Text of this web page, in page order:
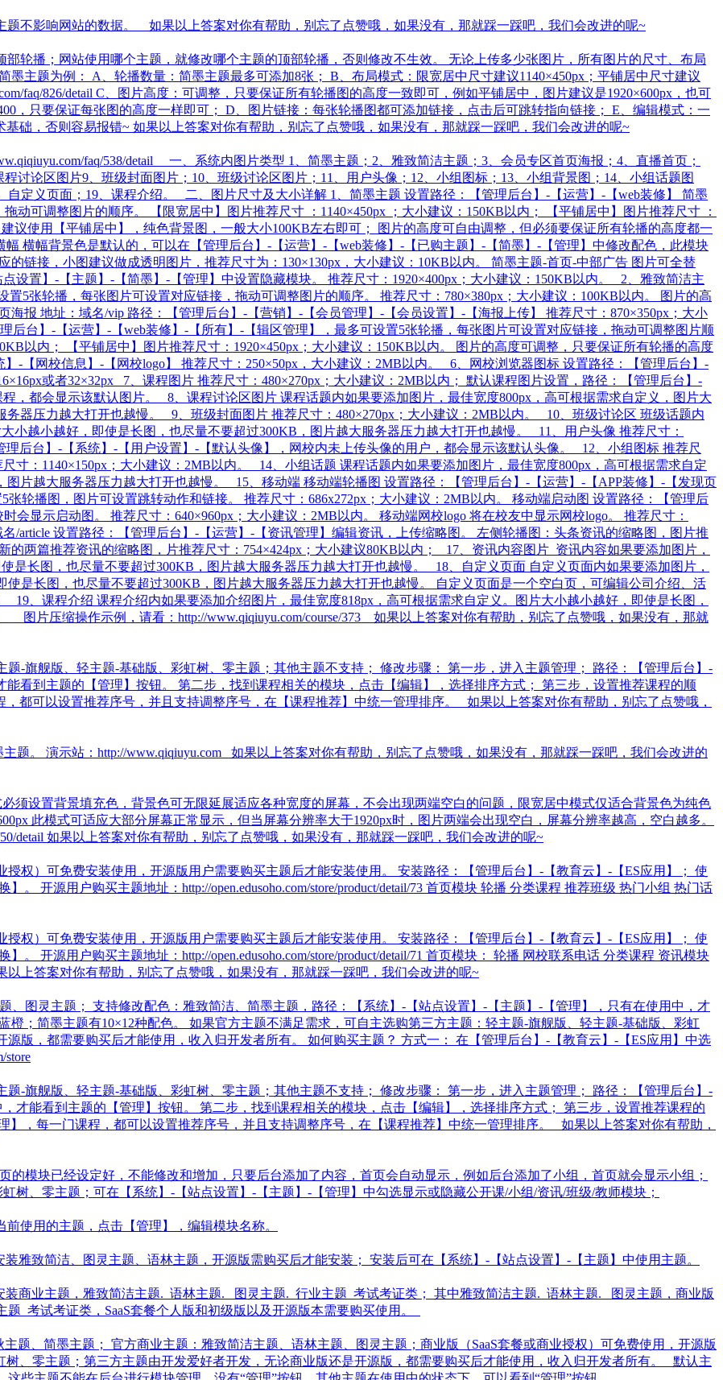
题不影响网站的数据。 如果以上答案对你有帮助，别忘了点赞哦，如果没有，那就踩一踩吧，我们会改进的呢~
轮播；网站使用哪个主题，就修改哪个主题的顶部轮播，否则修改不生效。 无论上传多少张图片，所有图片的尺寸、布局
主题为例： A、轮播数量：简墨主题最多可添加8张； B、布局模式：限宽居中尺寸建议1140×450px；平铺居中尺寸建议
faq/826/detail C、图片高度：可调整，只要保证所有轮播图的高度一致即可，例如平铺居中，图片建议是1920×600px，也可
，只要保证每张图的高度一样即可； D、图片链接：每张轮播图都可添加链接，点击后可跳转指向链接； E、编辑模式：一
础，否则容易报错~ 如果以上答案对你有帮助，别忘了点赞哦，如果没有，那就踩一踩吧，我们会改进的呢~
faq/538/detail 一、系统内图片类型 1、简墨主题；2、雅致简洁主题；3、会员专区首页海报；4、直播首页；
讨论区图片9、班级封面图片；10、班级讨论区图片；11、用户头像；12、小组图标；13、小组背景图；14、小组话题图
自定义页面；19、课程介绍。 二、图片尺寸及大小详解 1、简墨主题 设置路径：【管理后台】-【运营】-【web装修】 简墨
动可调整图片的顺序。 【限宽居中】图片推荐尺寸 ：1140×450px ；大小建议：150KB以内； 【平铺居中】图片推荐尺寸 ：
议使用【平铺居中】，纯色背景图，一般大小100KB左右即可； 图片的高度可自由调整，但必须要保证所有轮播的高度都一
横幅背景色是默认的，可以在【管理后台】-【运营】-【web装修】-【已购主题】-【简墨】-【管理】中修改配色，此模块
链接，小图建议做成透明图片，推荐尺寸为：130×130px，大小建议：10KB以内。 简墨主题-首页-中部广告 图片可全替
设置】-【主题】-【简墨】-【管理】中设置隐藏模块。 推荐尺寸：1920×400px；大小建议：150KB以内。 2、雅致简洁主
5张轮播，每张图片可设置对应链接，拖动可调整图片的顺序。 推荐尺寸：780×380px；大小建议：100KB以内。 图片的高
报 地址：域名/vip 路径：【管理后台】-【营销】-【会员管理】-【会员设置】-【海报上传】 推荐尺寸：870×350px；大小
台】-【运营】-【web装修】-【所有】-【辑区管理】，最多可设置5张轮播，每张图片可设置对应链接，拖动可调整图片顺
以内； 【平铺居中】图片推荐尺寸：1920×450px；大小建议：150KB以内。 图片的高度可调整，只要保证所有轮播的高度
-【网校信息】-【网校logo】 推荐尺寸：250×50px，大小建议：2MB以内。 6、网校浏览器图标 设置路径：【管理后台】-
或者32×32px 7、课程图片 推荐尺寸：480×270px；大小建议：2MB以内； 默认课程图片设置，路径：【管理后台】-
，都会显示该默认图片。 8、课程讨论区图片 课程话题内如果要添加图片，最佳宽度800px，高可根据需求自定义，图片大
器压力越大打开也越慢。 9、班级封面图片 推荐尺寸：480×270px；大小建议：2MB以内。 10、班级讨论区 班级话题内
小越小越好，即使是长图，也尽量不要超过300KB，图片越大服务器压力越大打开也越慢。 11、用户头像 推荐尺寸：
后台】-【系统】-【用户设置】-【默认头像】，网校内未上传头像的用户，都会显示该默认头像。 12、小组图标 推荐尺
寸：1140×150px；大小建议：2MB以内。 14、小组话题 课程话题内如果要添加图片，最佳宽度800px，高可根据需求自定
片越大服务器压力越大打开也越慢。 15、移动端 移动端轮播图 设置路径：【管理后台】-【运营】-【APP装修】-【发现页
轮播图，图片可设置跳转动作和链接。 推荐尺寸：686x272px；大小建议：2MB以内。 移动端启动图 设置路径：【管理后
会显示启动图。 推荐尺寸：640×960px；大小建议：2MB以内。 移动端网校logo 将在校友中显示网校logo。 推荐尺寸：
/article 设置路径：【管理后台】-【运营】-【资讯管理】编辑资讯，上传缩略图。 左侧轮播图：头条资讯的缩略图，图片推
的两篇推荐资讯的缩略图，片推荐尺寸：754×424px；大小建议80KB以内； 17、资讯内容图片 资讯内容如果要添加图片，
是长图，也尽量不要超过300KB，图片越大服务器压力越大打开也越慢。 18、自定义页面 自定义页面内如果要添加图片，
是长图，也尽量不要超过300KB，图片越大服务器压力越大打开也越慢。 自定义页面是一个空白页，可编辑公司介绍、活
、课程介绍 课程介绍内如果要添加介绍图片，最佳宽度818px，高可根据需求自定义。图片大小越小越好，即使是长图，
图片压缩操作示例，请看：http://www.qiqiuyu.com/course/373​ 如果以上答案对你有帮助，别忘了点赞哦，如果没有，那就
-旗舰版、轻主题-基础版、彩虹树、零主题；其他主题不支持； 修改步骤： 第一步，进入主题管理； 路径：【管理后台】-
能看到主题的【管理】按钮。 第二步，找到课程相关的模块，点击【编辑】，选择排序方式； 第三步，设置推荐课程的顺
都可以设置推荐序号，并且支持调整序号，在【课程推荐】中统一管理排序。 如果以上答案对你有帮助，别忘了点赞哦，
题。 演示站：http://www.qiqiuyu.com 如果以上答案对你有帮助，别忘了点赞哦，如果没有，那就踩一踩吧，我们会改进的
须设置背景填充色，背景色可无限延展适应各种宽度的屏幕，不会出现两端空白的问题，限宽居中模式仅适合背景色为纯色
此模式可适应大部分屏幕正常显示，但当屏幕分辨率大于1920px时，图片两端会出现空白，屏幕分辨率越高，空白越多。
detail 如果以上答案对你有帮助，别忘了点赞哦，如果没有，那就踩一踩吧，我们会改进的呢~
授权）可免费安装使用，开源版用户需要购买主题后才能安装使用。 安装路径：【管理后台】-【教育云】-【ES应用】； 使
。 开源用户购买主题地址：http://open.edusoho.com/store/product/detail/73 首页模块 轮播 分类课程 推荐班级 热门小组 热门话
权）可免费安装使用，开源版用户需要购买主题后才能安装使用。 安装路径：【管理后台】-【教育云】-【ES应用】； 使
。 开源用户购买主题地址：http://open.edusoho.com/store/product/detail/71 首页模块： 轮播 网校联系电话 分类课程 资讯模块
上答案对你有帮助，别忘了点赞哦，如果没有，那就踩一踩吧，我们会改进的呢~
、图灵主题； 支持修改配色：雅致简洁、简墨主题，路径：【系统】-【站点设置】-【主题】-【管理】，只有在使用中，才
；简墨主题有10×12种配色。 如果官方主题不满足需求，可自主选购第三方主题：轻主题-旗舰版、轻主题-基础版、彩虹
版，都需要购买后才能使用，收入归开发者所有。 如何购买主题？ 方式一： 在【管理后台】-【教育云】-【ES应用】中选
store
-旗舰版、轻主题-基础版、彩虹树、零主题；其他主题不支持； 修改步骤： 第一步，进入主题管理； 路径：【管理后台】-
才能看到主题的【管理】按钮。 第二步，找到课程相关的模块，点击【编辑】，选择排序方式； 第三步，设置推荐课程的
】，每一门课程，都可以设置推荐序号，并且支持调整序号，在【课程推荐】中统一管理排序。 如果以上答案对你有帮助，
模块已经设定好，不能修改和增加，只要后台添加了内容，首页会自动显示，例如后台添加了小组，首页就会显示小组；
树、零主题；可在【系统】-【站点设置】-【主题】-【管理】中勾选显示或隐藏公开课/小组/资讯/班级/教师模块；
使用的主题，点击【管理】，编辑模块名称。
雅致简洁、图灵主题、语林主题，开源版需购买后才能安装； 安装后可在【系统】-【站点设置】-【主题】中使用主题。
装商业主题，雅致简洁主题. 语林主题. 图灵主题. 行业主题_考试考证类； 其中雅致简洁主题. 语林主题. 图灵主题，商业版
题_考试考证类，SaaS套餐个人版和初级版以及开源版本需要购买使用。
题、简墨主题； 官方商业主题：雅致简洁主题、语林主题、图灵主题；商业版（SaaS套餐或商业授权）可免费使用，开源版
、零主题；第三方主题由开发爱好者开发，无论商业版还是开源版，都需要购买后才能使用，收入归开发者所有。 默认主